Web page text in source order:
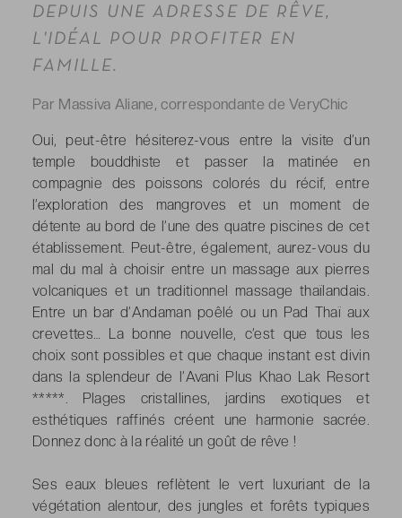
DEPUIS UNE ADRESSE DE RÊVE,
L'IDÉAL POUR PROFITER EN
FAMILLE.
Par Massiva Aliane, correspondante de VeryChic
Oui, peut-être hésiterez-vous entre la visite d’un
temple bouddhiste et passer la matinée en
compagnie des poissons colorés du récif, entre
l’exploration des mangroves et un moment de
détente au bord de l’une des quatre piscines de cet
établissement. Peut-être, également, aurez-vous du
mal du mal à choisir entre un massage aux pierres
volcaniques et un traditionnel massage thaïlandais.
Entre un bar d’Andaman poêlé ou un Pad Thaï aux
crevettes… La bonne nouvelle, c’est que tous les
choix sont possibles et que chaque instant est divin
dans la splendeur de l’Avani Plus Khao Lak Resort
*****. Plages cristallines, jardins exotiques et
esthétiques raffinés créent une harmonie sacrée.
Donnez donc à la réalité un goût de rêve !
Ses eaux bleues reflètent le vert luxuriant de la
végétation alentour, des jungles et forêts typiques